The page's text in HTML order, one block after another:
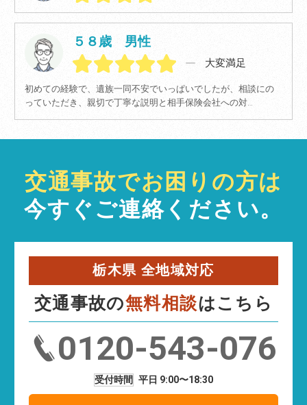
５８歳 男性
大変満足
初めての経験で、遺族一同不安でいっぱいでしたが、相談にの
っていただき、親切で丁寧な説明と相手保険会社への対…
交通事故でお困りの方は
今すぐご連絡ください。
栃木県 全地域対応
交通事故の無料相談はこちら
0120-543-076
受付時間 平日 9:00〜18:30